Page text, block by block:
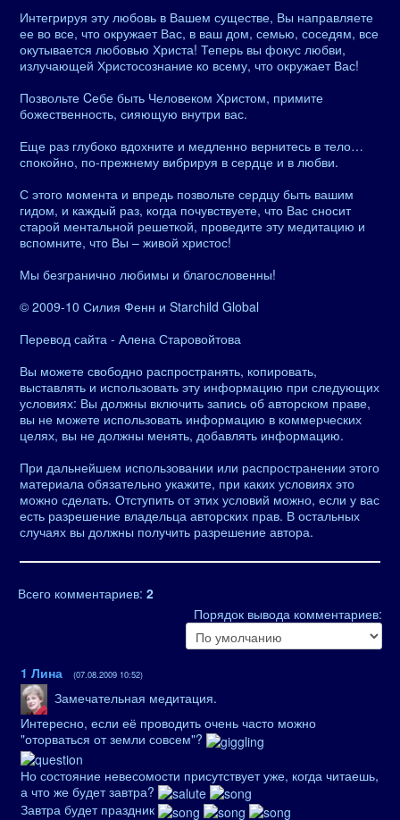
Интегрируя эту любовь в Вашем существе, Вы направляете
ее во все, что окружает Вас, в ваш дом, семью, соседям, все
окутывается любовью Христа! Теперь вы фокус любви,
излучающей Христосознание ко всему, что окружает Вас!
Позвольте Cебе быть Человеком Христом, примите
божественность, сияющую внутри вас.
Еще раз глубоко вдохните и медленно вернитесь в тело…
спокойно, по-прежнему вибрируя в сердце и в любви.
С этого момента и впредь позвольте сердцу быть вашим
гидом, и каждый раз, когда почувствуете, что Вас сносит
старой ментальной решеткой, проведите эту медитацию и
вспомните, что Вы – живой христос!
Мы безгранично любимы и благословенны!
© 2009-10 Силия Фенн и Starchild Global
Перевод сайта - Алена Старовойтова
Вы можете свободно распространять, копировать,
выставлять и использовать эту информацию при следующих
условиях: Вы должны включить запись об авторском праве,
вы не можете использовать информацию в коммерческих
целях, вы не должны менять, добавлять информацию.
При дальнейшем использовании или распространении этого
материала обязательно укажите, при каких условиях это
можно сделать. Отступить от этих условий можно, если у вас
есть разрешение владельца авторских прав. В остальных
случаях вы должны получить разрешение автора.
Всего комментариев: 2
Порядок вывода комментариев:
1 Лина (07.08.2009 10:52)
Замечательная медитация.
Интересно, если её проводить очень часто можно
"оторваться от земли совсем"?
Но состояние невесомости присутствует уже, когда читаешь,
а что же будет завтра?
Завтра будет праздник